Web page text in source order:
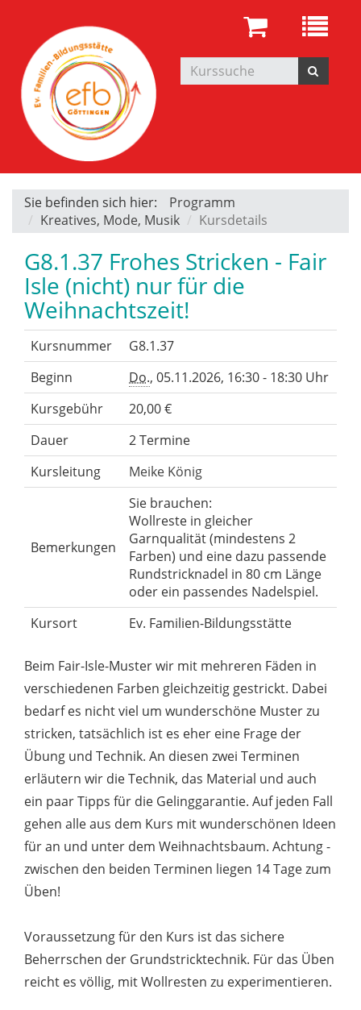
Sie befinden sich hier:
Programm
Kreatives, Mode, Musik
Kursdetails
G8.1.37 Frohes Stricken - Fair
Isle (nicht) nur für die
Weihnachtszeit!
Kursnummer
G8.1.37
Beginn
Do., 05.11.2026, 16:30 - 18:30 Uhr
Kursgebühr
20,00 €
Dauer
2 Termine
Kursleitung
Meike König
Bemerkungen
Sie brauchen:
Wollreste in gleicher
Garnqualität (mindestens 2
Farben) und eine dazu passende
Rundstricknadel in 80 cm Länge
oder ein passendes Nadelspiel.
Kursort
Ev. Familien-Bildungsstätte
Beim Fair-Isle-Muster wir mit mehreren Fäden in
verschiedenen Farben gleichzeitig gestrickt. Dabei
bedarf es nicht viel um wunderschöne Muster zu
stricken, tatsächlich ist es eher eine Frage der
Übung und Technik. An diesen zwei Terminen
erläutern wir die Technik, das Material und auch
ein paar Tipps für die Gelinggarantie. Auf jeden Fall
gehen alle aus dem Kurs mit wunderschönen Ideen
für an und unter dem Weihnachtsbaum. Achtung -
zwischen den beiden Terminen liegen 14 Tage zum
Üben!
Voraussetzung für den Kurs ist das sichere
Beherrschen der Grundstricktechnik. Für das Üben
reicht es völlig, mit Wollresten zu experimentieren.